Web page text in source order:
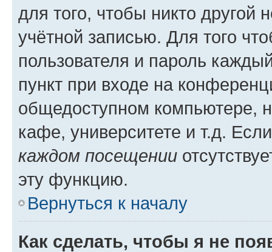
для того, чтобы никто другой
учётной записью. Для того
пользователя и пароль
пункт при входе на
общедоступном компьютере,
кафе, университете и т.д.
каждом посещении
эту функцию.
Вернуться к началу
Как сделать, чтобы я не